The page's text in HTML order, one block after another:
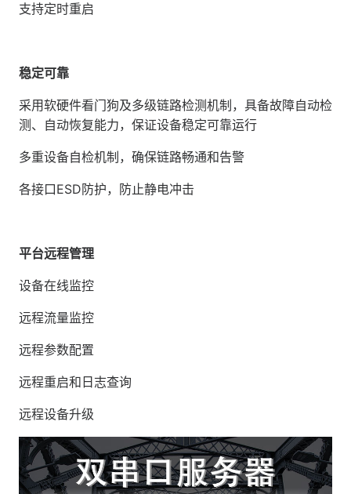
支持定时重启
稳定可靠
采用软硬件看门狗及多级链路检测机制，具备故障自动检
测、自动恢复能力，保证设备稳定可靠运行
多重设备自检机制，确保链路畅通和告警
各接口ESD防护，防止静电冲击
平台远程管理
设备在线监控
远程流量监控
远程参数配置
远程重启和日志查询
远程设备升级